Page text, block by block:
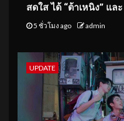
สดใส ได้ “ต้าเหนิง” แ
5 ชั่วโมง ago admin
UPDATE